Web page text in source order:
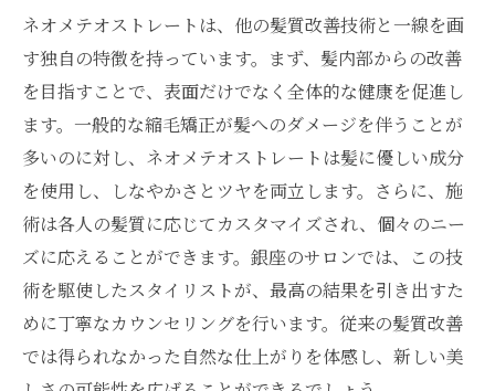
質
銀座でのネオメテオストレート施術とスタ
イリストの役割
スタイリストが提案する髪質改善のネオメ
テオストレート
銀座のスタイリストと作る完璧な髪質
理想の髪を実現する銀座スタイリストのテ
クニック
ネオメテオストレートで髪に新たな息吹を
ネオメテオストレートで髪に生命を吹き込
ネオメテオストレートは、他の髪質改善技術と一線を画
す独自の特徴を持っています。まず、髪内部からの改善
を目指すことで、表面だけでなく全体的な健康を促進し
ます。一般的な縮毛矯正が髪へのダメージを伴うことが
多いのに対し、ネオメテオストレートは髪に優しい成分
を使用し、しなやかさとツヤを両立します。さらに、施
術は各人の髪質に応じてカスタマイズされ、個々のニー
ズに応えることができます。銀座のサロンでは、この技
術を駆使したスタイリストが、最高の結果を引き出すた
めに丁寧なカウンセリングを行います。従来の髪質改善
では得られなかった自然な仕上がりを体感し、新しい美